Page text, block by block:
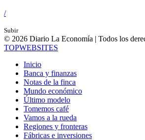
/
Subir
© 2026 Diario La Economía | Todos los
TOPWEBSITES
Inicio
Banca y finanzas
Notas de la finca
Mundo económico
Último modelo
Tomemos café
Vamos a la rueda
Regiones y fronteras
Fábricas e inversiones